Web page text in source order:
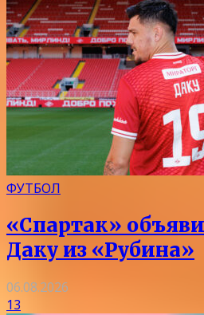
ФУТБОЛ
«Спартак»
Даку из «Рубина»
06.08.2026
13